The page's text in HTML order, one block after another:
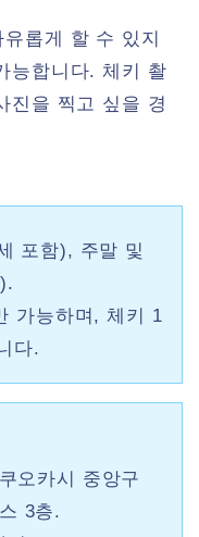
롭게 할 수 있지
능합니다. 체키 촬
진을 찍고 싶을 경
포함), 주말 및
가능하며, 체키 1
다.
오카시 중앙구
3층.